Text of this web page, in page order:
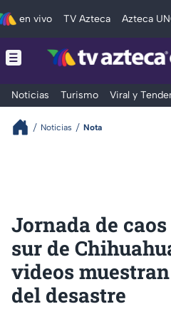
en vivo TV Azteca Azteca
Noticias Turismo Viral y
Noticias Nota
Jornada de
sur de
videos
del desastre